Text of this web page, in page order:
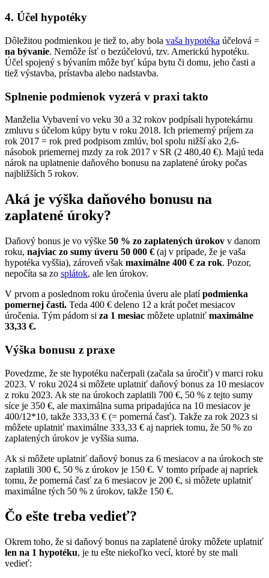
4. Účel hypotéky
Dôležitou podmienkou je tiež to, aby bola vaša hypotéka účelová =
na bývanie. Nemôže ísť o bezúčelovú, tzv. Americkú hypotéku.
Účel spojený s bývaním môže byť kúpa bytu či domu, jeho časti a
tiež výstavba, prístavba alebo nadstavba.
Splnenie podmienok vyzerá v praxi takto
Manželia Vybavení vo veku 30 a 32 rokov podpísali hypotekárnu
zmluvu s účelom kúpy bytu v roku 2018. Ich priemerný príjem za
rok 2017 = rok pred podpisom zmlúv, bol spolu nižší ako 2,6-
násobok priemernej mzdy za rok 2017 v SR (2 480,40 €). Majú teda
nárok na uplatnenie daňového bonusu na zaplatené úroky počas
najbližších 5 rokov.
Aká je výška daňového bonusu na
zaplatené úroky?
Daňový bonus je vo výške 50 % zo zaplatených úrokov v danom
roku, najviac zo sumy úveru 50 000 € (aj v prípade, že je vaša
hypotéka vyššia), zároveň však maximálne 400 € za rok. Pozor,
nepočíta sa zo splátok, ale len úrokov.
V prvom a poslednom roku úročenia úveru ale platípodmienka
pomernej časti. Teda 400 € deleno 12 a krát počet mesiacov
úročenia. Tým pádom si za 1 mesiac môžete uplatniť maximálne
33,33 €.
Výška bonusu z praxe
Povedzme, že ste hypotéku načerpali (začala sa úročiť) v marci roku
2023. V roku 2024 si môžete uplatniť daňový bonus za 10 mesiacov
z roku 2023. Ak ste na úrokoch zaplatili 700 €, 50 % z tejto sumy
síce je 350 €, ale maximálna suma pripadajúca na 10 mesiacov je
400/12*10, takže 333,33 € (= pomerná časť). Takže za rok 2023 si
môžete uplatniť maximálne 333,33 € aj napriek tomu, že 50 % zo
zaplatených úrokov je vyššia suma.
Ak si môžete uplatniť daňový bonus za 6 mesiacov a na úrokoch ste
zaplatili 300 €, 50 % z úrokov je 150 €. V tomto prípade aj napriek
tomu, že pomerná časť za 6 mesiacov je 200 €, si môžete uplatniť
maximálne tých 50 % z úrokov, takže 150 €.
Čo ešte treba vedieť?
Okrem toho, že si daňový bonus na zaplatené úroky môžete uplatniť
len na 1 hypotéku, je tu ešte niekoľko vecí, ktoré by ste mali
vedieť: